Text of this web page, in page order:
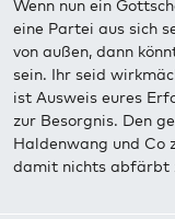
Wenn nun ein
eine Partei aus sich
von außen, dann
sein. Ihr seid
ist Ausweis eures
zur Besorgnis. Den
Haldenwang und Co
damit nichts abfärbt